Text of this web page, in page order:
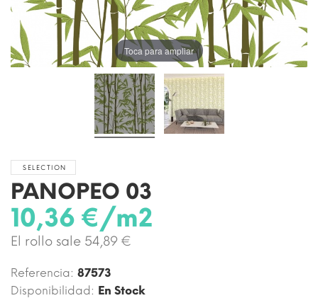
Toca para ampliar
SELECTION
PANOPEO 03
10,36 €/m2
El rollo sale 54,89 €
Referencia: 87573
Disponibilidad: En Stock